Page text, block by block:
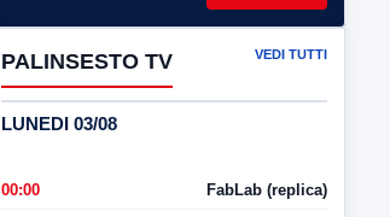
PALINSESTO TV VEDI TUTTI
LUNEDI 03/08
00:00 FabLab (replica)